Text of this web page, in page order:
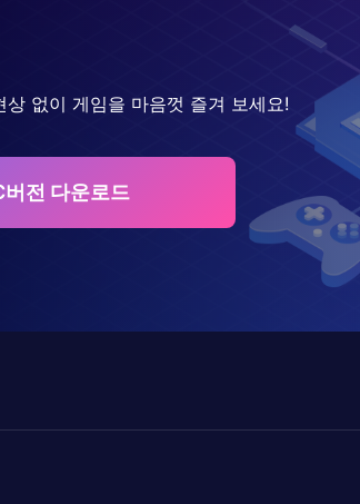
없이 게임을 마음껏 즐겨 보세요!
버전 다운로드